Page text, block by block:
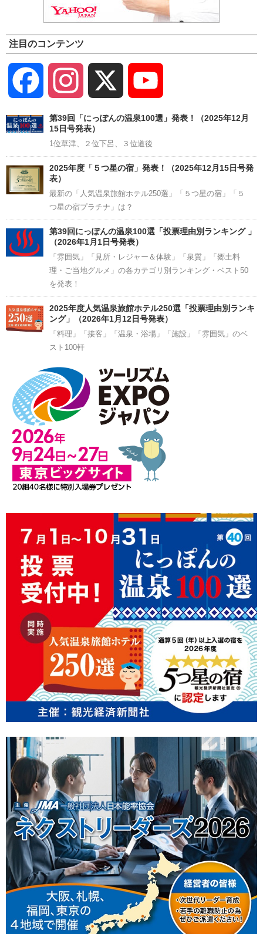
注目のコンテンツ
Facebook Instagram
Channel
第39回「にっぽんの温泉100選」発表！（2025年12月
15日号発表）
1位草津、２位下呂、３位道後
2025年度「５つ星の宿」発表！（2025年12月15日号発
表）
最新の「人気温泉旅館ホテル250選」「５つ星の宿」「５
つ星の宿プラチナ」は？
第39回にっぽんの温泉100選「投票理由別ランキング 」
（2026年1月1日号発表）
「雰囲気」「見所・レジャー＆体験」「泉質」「郷土料
理・ご当地グルメ」の各カテゴリ別ランキング・ベスト50
を発表！
2025年度人気温泉旅館ホテル250選「投票理由別ランキ
ング」（2026年1月12日号発表）
「料理」「接客」「温泉・浴場」「施設」「雰囲気」のベ
スト100軒